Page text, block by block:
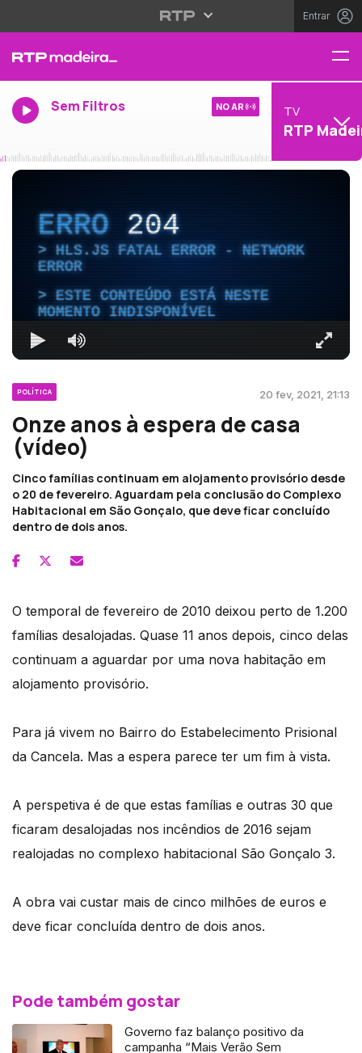
Entrar
Sem Filtros NO AR TV
RTP
ERRO204
HLS.JS FATAL ERROR - NETWORK
ERROR
ESTE CONTEÚDO ESTÁ NESTE
MOMENTO INDISPONÍVEL
POLÍTICA 20 fev, 2021, 21:13
Onze anos à espera de casa
(vídeo)
Cinco famílias continuam em alojamento provisório desde
o 20 de fevereiro. Aguardam pela conclusão do Complexo
Habitacional em São Gonçalo, que deve ficar concluído
dentro de dois anos.
O temporal de fevereiro de 2010 deixou perto de 1.200
famílias desalojadas. Quase 11 anos depois, cinco delas
continuam a aguardar por uma nova habitação em
alojamento provisório.
Para já vivem no Bairro do Estabelecimento Prisional
da Cancela. Mas a espera parece ter um fim à vista.
A perspetiva é de que estas famílias e outras 30 que
ficaram desalojadas nos incêndios de 2016 sejam
realojadas no complexo habitacional São Gonçalo 3.
A obra vai custar mais de cinco milhões de euros e
deve ficar concluída dentro de dois anos.
Pode também gostar
Governo faz balanço positivo da
campanha “Mais Verão Sem